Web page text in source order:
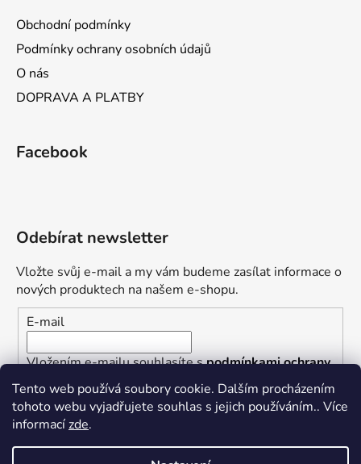
Tento web používá soubory cookie. Dalším procházením
tohoto webu vyjadřujete souhlas s jejich používáním.. Více
informacízde.
Obchodní podmínky
Podmínky ochrany osobních údajů
O nás
DOPRAVA A PLATBY
Facebook
Odebírat newsletter
Vložte svůj e-mail a my vám budeme zasílat informace o
nových produktech na našem e-shopu.
E-mail
Vložením e-mailu souhlasíte spodmínkami ochrany
osobních údajů
PŘIHLÁSIT SE